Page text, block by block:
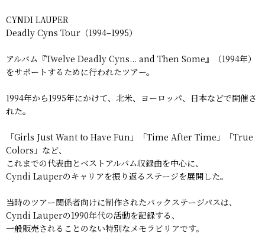
CYNDI LAUPER
Deadly Cyns Tour（1994–1995）
アルバム『Twelve Deadly Cyns... and Then Some』（1994年）
をサポートするために行われたツアー。
1994年から1995年にかけて、北米、ヨーロッパ、日本などで開催さ
れた。
「Girls Just Want to Have Fun」「Time After Time」「True
Colors」など、
これまでの代表曲とベストアルバム収録曲を中心に、
Cyndi Lauperのキャリアを振り返るステージを展開した。
当時のツアー関係者向けに制作されたバックステージパスは、
Cyndi Lauperの1990年代の活動を記録する、
一般販売されることのない特別なメモラビリアです。